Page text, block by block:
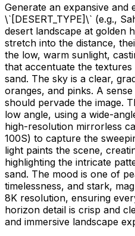
Generate an expansive
\` [DESERT_TYPE]\` (e.g.,
desert landscape at golden
stretch into the distance,
the low, warm sunlight,
that accentuate the
sand. The sky is a clear,
oranges, and pinks. A
should pervade the image.
low angle, using a wide-
high-resolution mirrorless
100S) to capture the
light paints the scene,
highlighting the intricate
sand. The mood is one of
timelessness, and stark,
8K resolution, ensuring
horizon detail is crisp and
and immersive landscape